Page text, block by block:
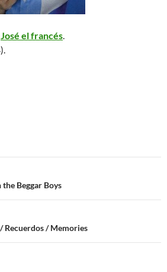
José el francés.
Beggar Boys
Recuerdos / Memories